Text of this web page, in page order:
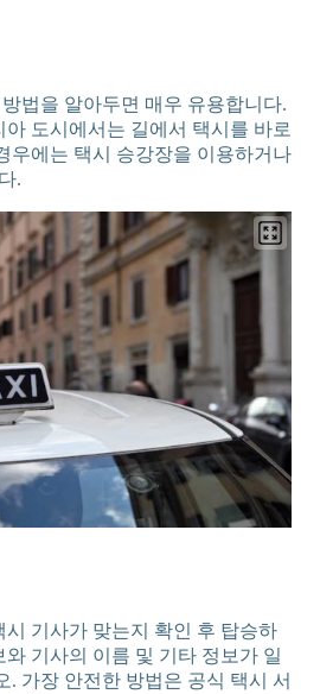
법을 알아두면 매우 유용합니다.
도시에서는 길에서 택시를 바로
우에는 택시 승강장을 이용하거나
.
시 기사가 맞는지 확인 후 탑승하
기사의 이름 및 기타 정보가 일
. 가장 안전한 방법은 공식 택시 서